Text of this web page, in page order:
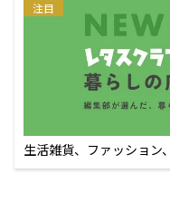
注目
生活雑貨、ファッショ
えるECサイト